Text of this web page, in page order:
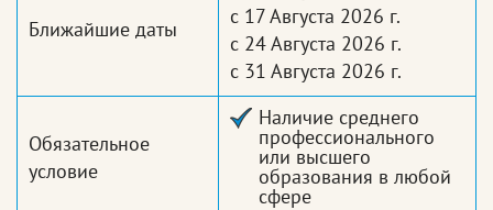
Ближайшие даты
с 17 Августа 2026 г.
с 24 Августа 2026 г.
с 31 Августа 2026 г.
Обязательное
условие
Наличие среднего
профессионального
или высшего
образования в любой
сфере